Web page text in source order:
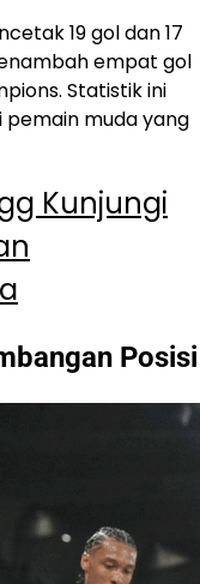
19 gol dan 17
empat gol
Statistik ini
muda yang
Kunjungi
Posisi